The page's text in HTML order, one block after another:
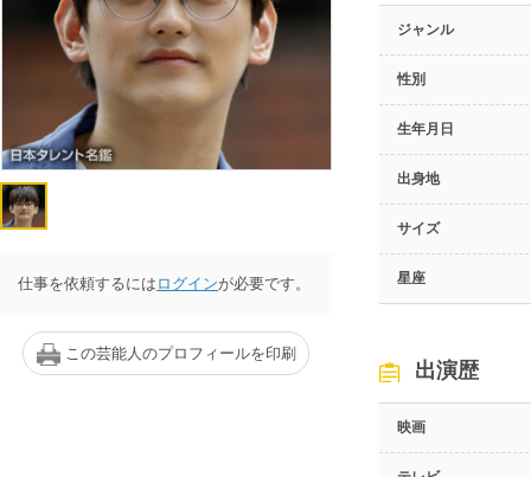
仕事を依頼するには ログインが必要です。
この芸能人のプロフィールを印刷
ジャンル
性別
生年月日
出身地
サイズ
星座
出演歴
映画